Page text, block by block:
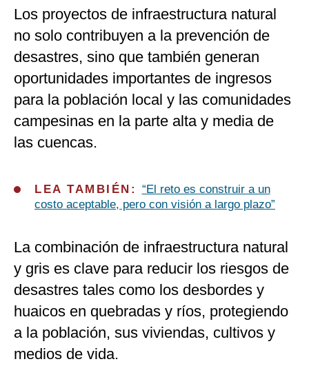
Los proyectos de infraestructura natural
no solo contribuyen a la prevención de
desastres, sino que también generan
oportunidades importantes de ingresos
para la población local y las comunidades
campesinas en la parte alta y media de
las cuencas.
LEA TAMBIÉN: “El reto es construir a un
costo aceptable, pero con visión a largo plazo”
La combinación de infraestructura natural
y gris es clave para reducir los riesgos de
desastres tales como los desbordes y
huaicos en quebradas y ríos, protegiendo
a la población, sus viviendas, cultivos y
medios de vida.